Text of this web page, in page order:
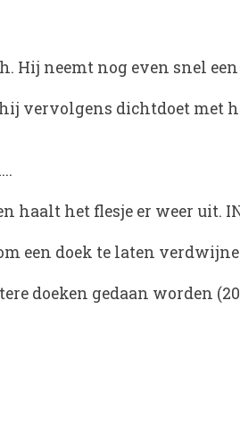
Hij neemt nog even snel
vervolgens dichtdoet met
haalt het flesje er weer uit.
een doek te laten
doeken gedaan worden